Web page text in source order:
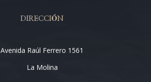
DIRECCIÓN
Avenida Raúl Ferrero 1561
La Molina